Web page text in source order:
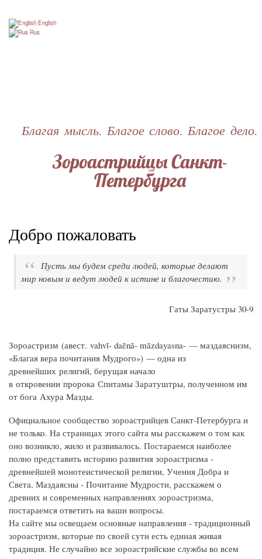
Зороастрийцы Санкт-
Петербурга
Благая мысль. Благое слово. Благое дело.
English
Rus
Добро пожаловать
Пусть мы будем среди людей, которые делают
мир новым и ведут людей к истине и благочестию.
Гаты Заратустры 30-9
Зороастризм (авест. vahvī- daēnā- māzdayasna- — маздаяснизм,
«Благая вера почитания Мудрого») — одна из
древнейших религий, берущая начало
в откровении пророка Спитамы Заратуштры, полученном им
от бога Ахура Мазды.
Официальное сообщество зороастрийцев Санкт-Петербурга и
не только. На страницах этого сайта мы расскажем о том как
оно возникло, жило и развивалось. Постараемся наиболее
полно представить историю развития зороастризма -
древнейшей монотеистической религии, Учения Добра и
Света, Маздаясны - Почитание Мудрости, расскажем о
древних и современных направлениях зороастризма,
постараемся ответить на ваши вопросы.
На сайте мы освещаем основные направления - традиционный
зороастризм, которые по своей сути есть единая живая
традиция. Не случайно все зороастрийские службы во всем